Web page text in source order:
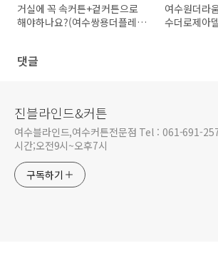
거실에 꼭 속커튼+겉커튼으로
해야하나요?(여수쌍용더플레티
여수원더라
수더로제아
댓글
진블라인드&커튼
여수블라인드,여수커튼전문점 Tel : 061-691-
시간;오전9시~오후7시
구독하기